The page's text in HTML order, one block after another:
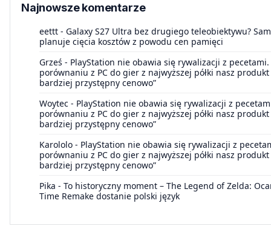
Najnowsze komentarze
eettt - Galaxy S27 Ultra bez drugiego teleobiektywu?
planuje cięcia kosztów z powodu cen pamięci
Grześ - PlayStation nie obawia się rywalizacji z pecetami.
porównaniu z PC do gier z najwyższej półki nasz
bardziej przystępny cenowo”
Woytec - PlayStation nie obawia się rywalizacji z
porównaniu z PC do gier z najwyższej półki nasz
bardziej przystępny cenowo”
Karololo - PlayStation nie obawia się rywalizacji z
porównaniu z PC do gier z najwyższej półki nasz
bardziej przystępny cenowo”
Pika - To historyczny moment – The Legend of Zelda:
Time Remake dostanie polski język